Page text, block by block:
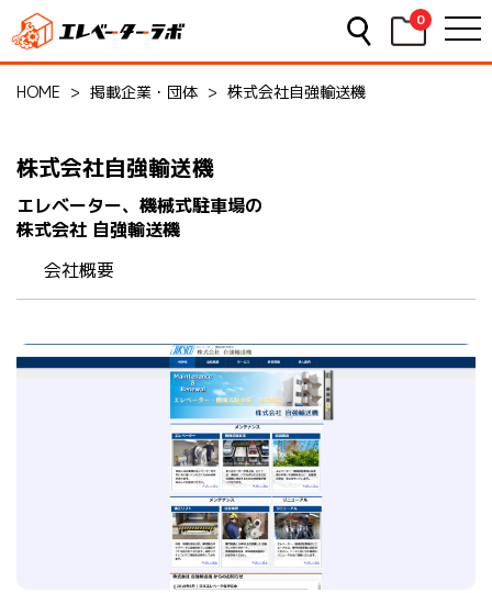
0
HOME > 掲載企業・団体 > 株式会社自強輸送機
株式会社自強輸送機
エレベーター、機械式駐車場の
株式会社 自強輸送機
会社概要